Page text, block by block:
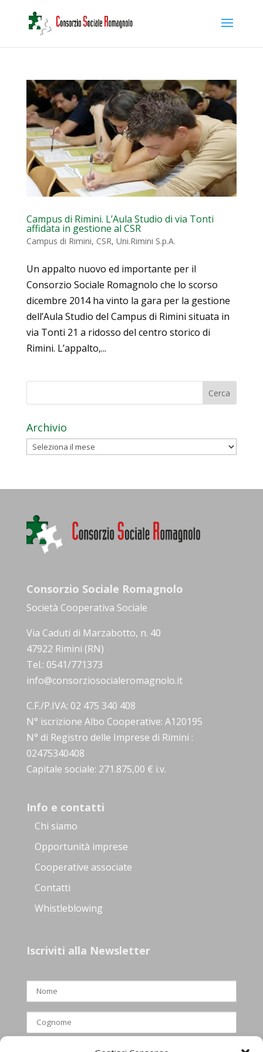
Campus di Rimini. L’Aula Studio di via Tonti
affidata in gestione al CSR
Campus di Rimini, CSR, Uni.Rimini S.p.A.
Un appalto nuovo ed importante per il
Consorzio Sociale Romagnolo che lo scorso
dicembre 2014 ha vinto la gara per la gestione
dell’Aula Studio del Campus di Rimini situata in
via Tonti 21 a ridosso del centro storico di
Rimini. L’appalto,...
Archivio
Archivio
Consorzio Sociale Romagnolo
Società Cooperativa Sociale
Via Caduti di Marzabotto, n. 40
47922 Rimini (RN)
Tel.: 0541/771373
info@consorziosocialeromagnolo.it
C.F./P.IVA: 02 475 340 408
N° iscrizione Albo Cooperative: A120195
N° di Registro delle Imprese di Rimini :
02475340408
Capitale sociale: 271.875,00 € i.v.
Info e contatti
Chi siamo
Opportunità imprese
Cooperative associate
Contatti
Whistleblowing
Iscriviti alla Newsletter